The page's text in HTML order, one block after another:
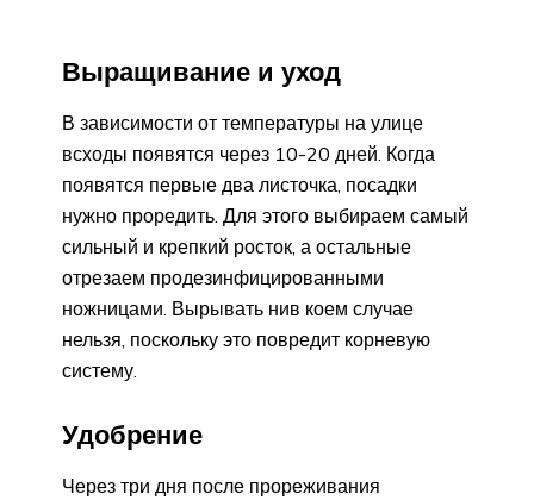
Выращивание и уход
В зависимости от температуры на улице
всходы появятся через 10-20 дней. Когда
появятся первые два листочка, посадки
нужно проредить. Для этого выбираем самый
сильный и крепкий росток, а остальные
отрезаем продезинфицированными
ножницами. Вырывать нив коем случае
нельзя, поскольку это повредит корневую
систему.
Удобрение
Через три дня после прореживания